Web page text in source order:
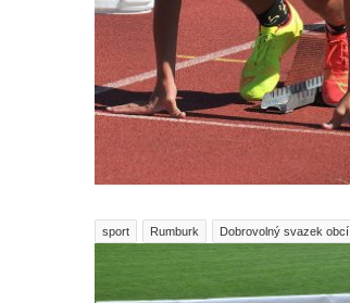
sport Rumburk Dobrovolný svazek